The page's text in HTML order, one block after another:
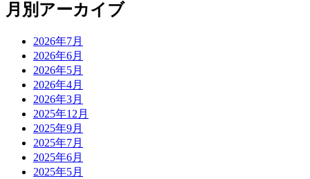
月別アーカイブ
2026年7月
2026年6月
2026年5月
2026年4月
2026年3月
2025年12月
2025年9月
2025年7月
2025年6月
2025年5月